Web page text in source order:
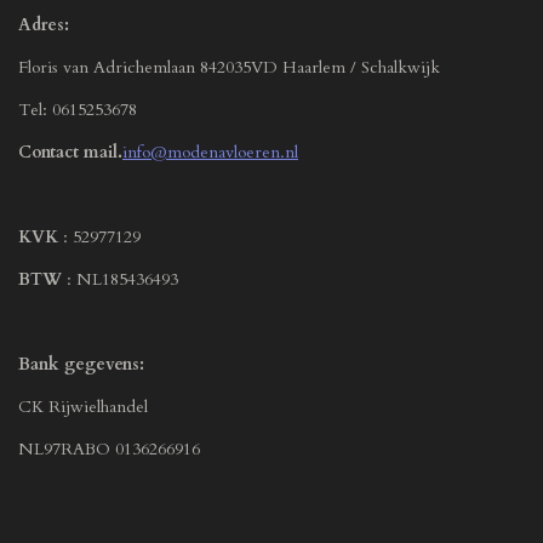
Adres:
Floris van Adrichemlaan 842035VD Haarlem / Schalkwijk
Tel: 0615253678
Contact mail.info@modenavloeren.nl
KVK : 52977129
BTW : NL185436493
Bank gegevens:
CK Rijwielhandel
NL97RABO 0136266916